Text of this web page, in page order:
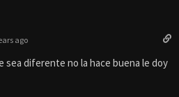
ago
sea diferente no la hace buena le doy